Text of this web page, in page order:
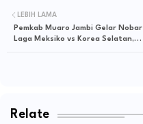
LEBIH LAMA
Pemkab Muaro Jambi Gelar Nobar
Laga Meksiko vs Korea Selatan,
Relate